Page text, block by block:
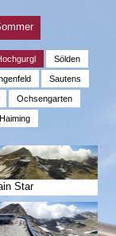
Sölden
Sautens
Ochsengarten
Haiming
Star